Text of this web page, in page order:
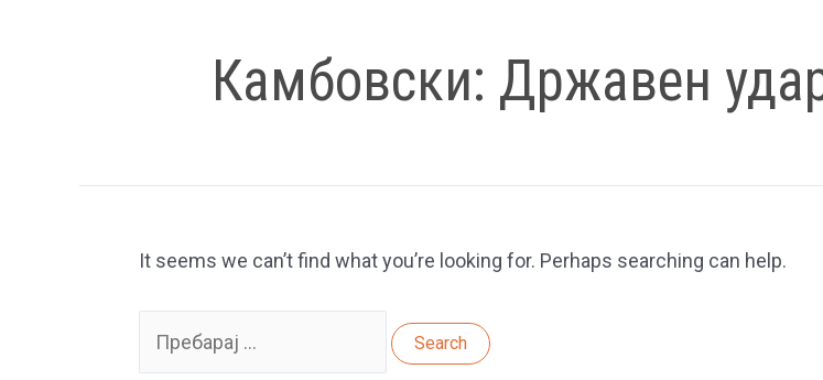
Камбовски: Државен
It seems we can’t find what you’re looking for. Perhaps searching can help.
for: